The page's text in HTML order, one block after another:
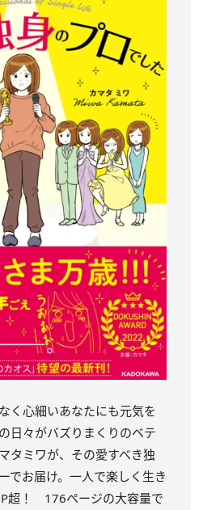
く心細いあなたにも元気を
日々がバズりまくりのベテ
タミワが、その愛すべき独
でお届け。一人で楽しく生き
超！ 176ページの大容量で